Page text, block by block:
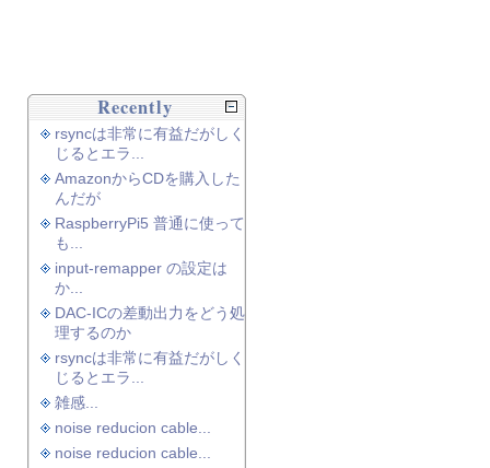
Recently
rsyncは非常に有益だがしく
じるとエラ...
AmazonからCDを購入した
んだが
RaspberryPi5 普通に使って
も...
input-remapper の設定は
か...
DAC-ICの差動出力をどう処
理するのか
rsyncは非常に有益だがしく
じるとエラ...
雑感...
noise reducion cable...
noise reducion cable...